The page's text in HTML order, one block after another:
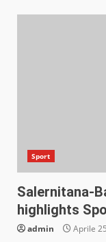
Sport
Salernitana-
highlights
admin Aprile